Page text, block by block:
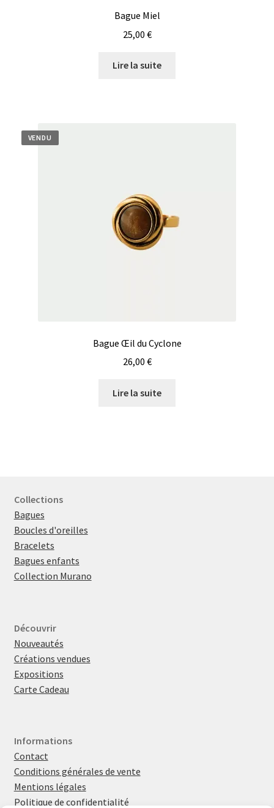
Bague Miel
25,00 €
Lire la suite
VENDU
Bague Œil du Cyclone
26,00 €
Lire la suite
Collections
Bagues
Boucles d'oreilles
Bracelets
Bagues enfants
Collection Murano
Découvrir
Nouveautés
Créations vendues
Expositions
Carte Cadeau
Informations
Contact
Conditions générales de vente
Mentions légales
Politique de confidentialité